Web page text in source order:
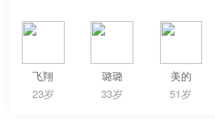
飞翔
23岁
璐璐
33岁
美的
51岁